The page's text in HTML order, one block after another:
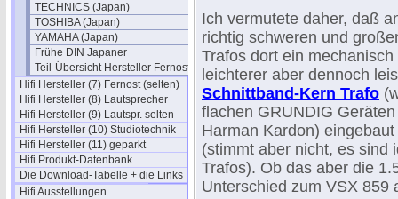
TECHNICS (Japan)
TOSHIBA (Japan)
YAMAHA (Japan)
Frühe DIN Japaner
Teil-Übersicht Hersteller Fernost
Hifi Hersteller (7) Fernost (selten)
Hifi Hersteller (8) Lautsprecher
Hifi Hersteller (9) Lautspr. selten
Hifi Hersteller (10) Studiotechnik
Hifi Hersteller (11) geparkt
Hifi Produkt-Datenbank
Die Download-Tabelle + die Links
Hifi Ausstellungen
Ich vermutete daher, daß
richtig schweren und
Trafos dort ein mechanisch
leichterer aber dennoch
Schnittband-Kern Trafo
flachen GRUNDIG
Harman Kardon)
(stimmt aber nicht, es sind
Trafos). Ob das aber die
Unterschied zum VSX 859